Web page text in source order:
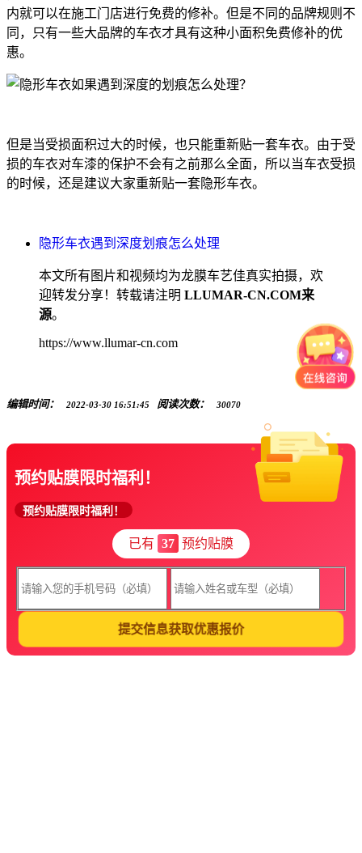
内就可以在施工门店进行免费的修补。但是不同的品牌规则不
同，只有一些大品牌的车衣才具有这种小面积免费修补的优
惠。
但是当受损面积过大的时候，也只能重新贴一套车衣。由于受
损的车衣对车漆的保护不会有之前那么全面，所以当车衣受损
的时候，还是建议大家重新贴一套隐形车衣。
隐形车衣遇到深度划痕怎么处理
本文所有图片和视频均为龙膜车艺佳真实拍摄，欢
迎转发分享！转载请注明 LLUMAR-CN.COM来
源。
https://www.llumar-cn.com
编辑时间： 2022-03-30 16:51:45 阅读次数： 30070
预约贴膜限时福利！
预约贴膜限时福利！
已有 37 预约贴膜
提交信息获取优惠报价